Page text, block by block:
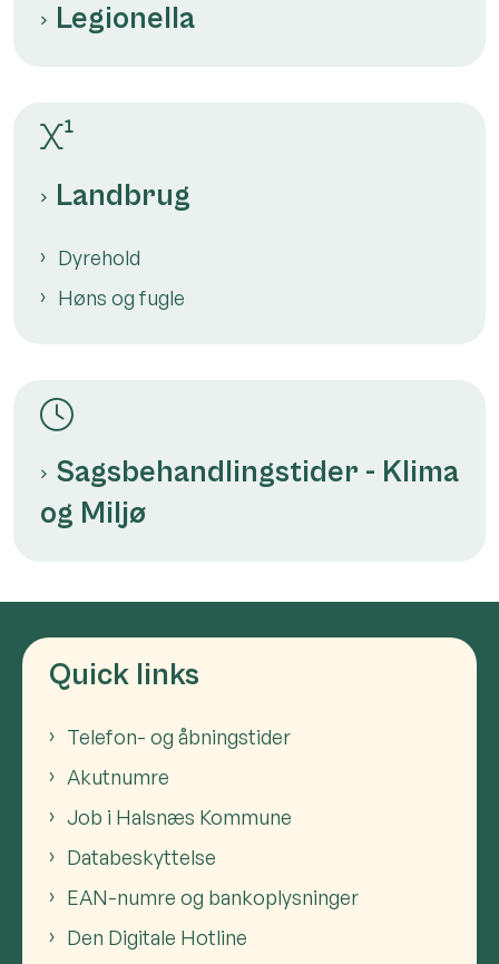
Legionella
Landbrug
Dyrehold
Høns og fugle
Sagsbehandlingstider - Klima
og Miljø
Quick links
Telefon- og åbningstider
Akutnumre
Job i Halsnæs Kommune
Databeskyttelse
EAN-numre og bankoplysninger
Den Digitale Hotline